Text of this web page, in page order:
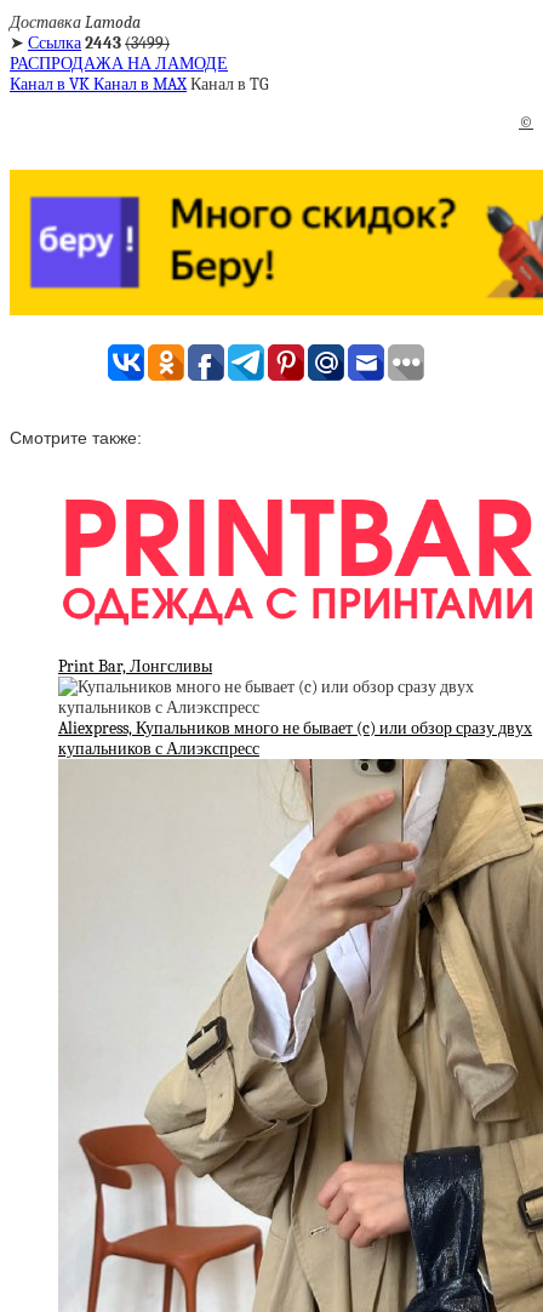
Доставка Lamoda
➤ Ссылка2443(3499)
РАСПРОДАЖА НА ЛАМОДЕ
Канал в VKКанал в MAXКанал в TG
©
Смотрите также:
Print Bar, Лонгсливы
Aliexpress, Купальников много не бывает (c) или обзор сразу двух
купальников с Алиэкспресс